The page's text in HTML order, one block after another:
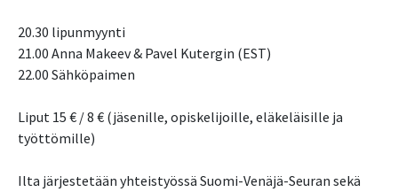
20.30 lipunmyynti
21.00 Anna Makeev & Pavel Kutergin (EST)
22.00 Sähköpaimen
Liput 15 € / 8 € (jäsenille, opiskelijoille, eläkeläisille ja
työttömille)
Ilta järjestetään yhteistyössä Suomi-Venäjä-Seuran sekä